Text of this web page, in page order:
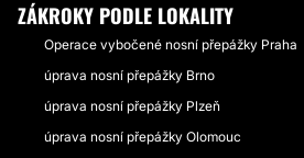
ZÁKROKY PODLE LOKALITY
Operace vybočené nosní přepážky Praha
úprava nosní přepážky Brno
úprava nosní přepážky Plzeň
úprava nosní přepážky Olomouc